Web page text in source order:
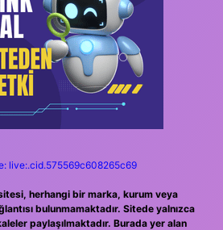
live:.cid.575569c608265c69
herhangi bir marka, kurum veya
bulunmamaktadır. Sitede yalnızca
paylaşılmaktadır. Burada yer alan